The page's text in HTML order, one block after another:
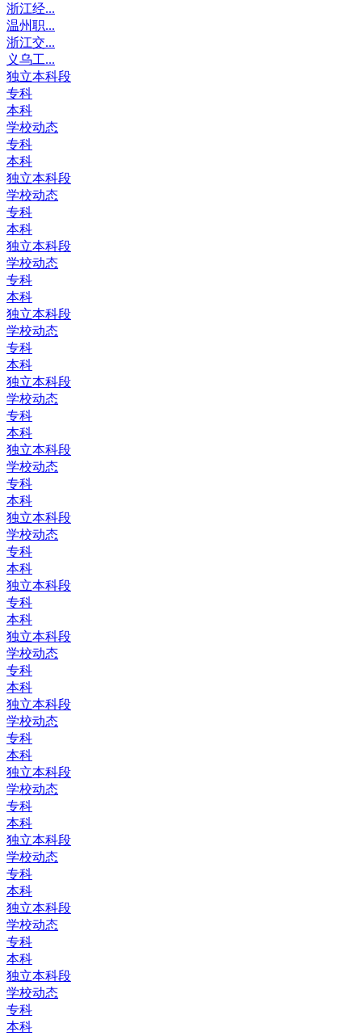
浙江经...
温州职...
浙江交...
义乌工...
独立本科段
专科
本科
学校动态
专科
本科
独立本科段
学校动态
专科
本科
独立本科段
学校动态
专科
本科
独立本科段
学校动态
专科
本科
独立本科段
学校动态
专科
本科
独立本科段
学校动态
专科
本科
独立本科段
学校动态
专科
本科
独立本科段
专科
本科
独立本科段
学校动态
专科
本科
独立本科段
学校动态
专科
本科
独立本科段
学校动态
专科
本科
独立本科段
学校动态
专科
本科
独立本科段
学校动态
专科
本科
独立本科段
学校动态
专科
本科